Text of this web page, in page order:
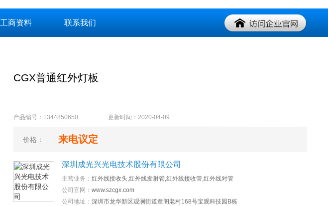
工商资料 联系我们
CGX普通红外灯板
产品编号：1344850650 更新时间：2020-04-09
价格： 来电议定
深圳成光兴光电技术股份有限公司
主营业务： 红外线接收头,红外线发射管,红外线接收管,红外线对管
公司官网： www.szcgx.com
公司地址： 深圳市龙华新区观澜街道章阁老村168号宝观科技园B栋